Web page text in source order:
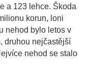
a 123 lehce. Škoda
korun, loni
nehod bylo letos v
druhou nejčastější
nehod se stalo